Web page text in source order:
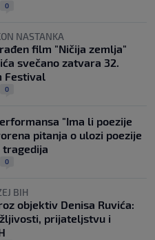
0
NASTANKA
film "Ničija zemlja"
svečano zatvara 32.
Festival
0
"Ima li poezije
pitanja o ulozi poezije
tragedija
0
BIH
objektiv Denisa Ruvića:
prijateljstvu i